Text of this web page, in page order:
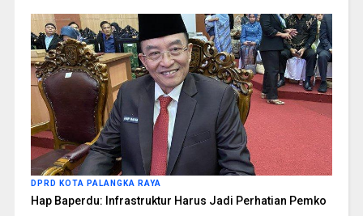
DPRD KOTA PALANGKA RAYA
Hap Baperdu: Infrastruktur Harus Jadi Perhatian Pemko